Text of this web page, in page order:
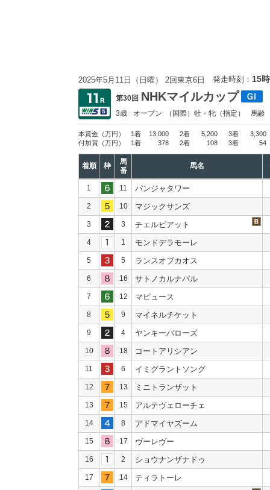
2025年5月11日（日曜） 2回東京6日 発走時刻： 15
第30回 NHKマイルカップ
3歳 オープン （国際）牡・牝（指定） 馬齢
本賞金 （万円） 1着 13,000 2着 5,200 3着
3,300
付加賞 （万円） 1着 378 2着 108 3着 54
着順 枠
馬
番
馬名
1 11 パンジャタワー
2 10 マジックサンズ
3 3 チェルビアット
4 1 モンドデラモーレ
5 5 ランスオブカオス
6 16 サトノカルナバル
7 12 マピュース
8 9 マイネルチケット
9 4 ヤンキーバローズ
10 18 コートアリシアン
11 6 イミグラントソング
12 13 ミニトランザット
13 15 アルテヴェローチェ
14 8 アドマイヤズーム
15 17 ヴーレヴー
16 2 ショウナンザナドゥ
17 14 ティラトーレ